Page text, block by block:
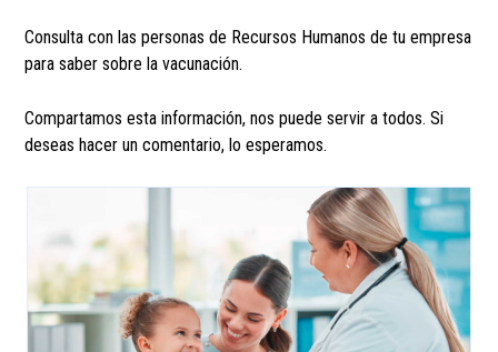
Consulta con las personas de Recursos Humanos de tu empresa
para saber sobre la vacunación.
Compartamos esta información, nos puede servir a todos. Si
deseas hacer un comentario, lo esperamos.